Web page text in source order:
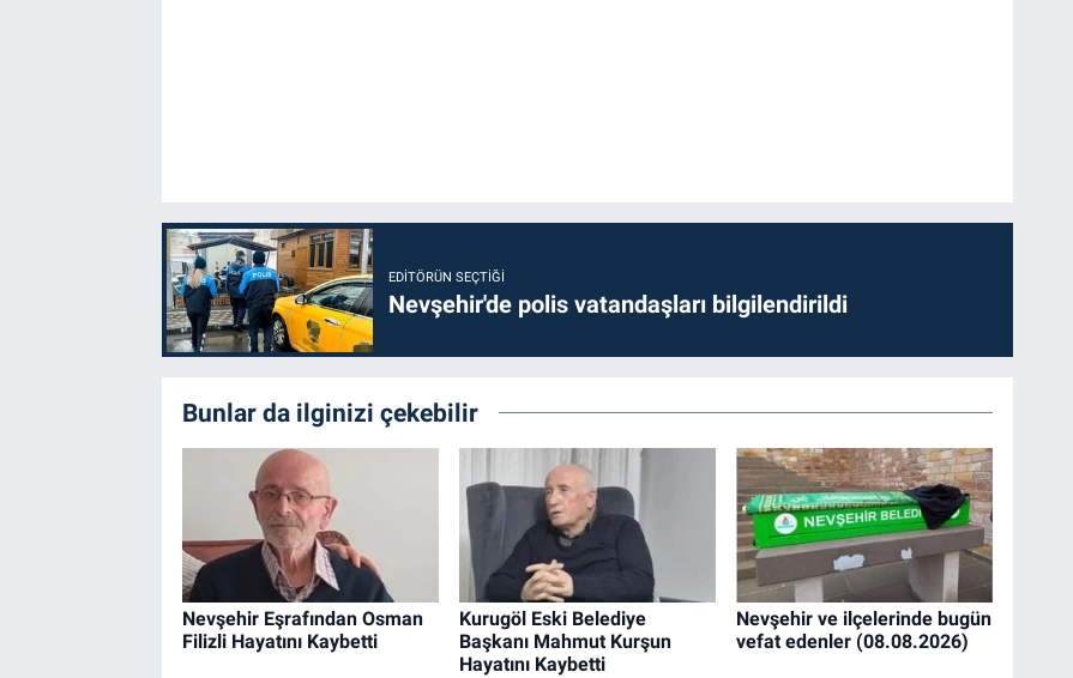
EDITÖRÜN SEÇTIĞI
Nevşehir'de polis vatandaşları bilgilendirildi
Bunlar da ilginizi çekebilir
Nevşehir Eşrafından Osman
Filizli Hayatını Kaybetti
Kurugöl Eski Belediye
Başkanı Mahmut Kurşun
Hayatını Kaybetti
Nevşehir ve ilçelerinde bugün
vefat edenler (08.08.2026)